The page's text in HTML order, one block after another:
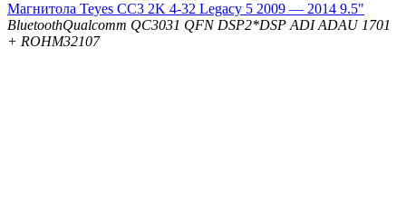
Магнитола Teyes CC3 2K 4-32 Legacy 5 2009 — 2014 9.5"
BluetoothQualcomm QC3031 QFN DSP2*DSP ADI ADAU 1701
+ ROHM32107